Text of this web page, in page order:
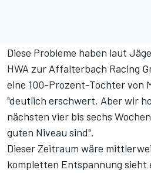
Diese Probleme haben laut
HWA zur Affalterbach Racing
eine 100-Prozent-Tochter von
"deutlich erschwert. Aber wir
nächsten vier bis sechs
guten Niveau sind".
Dieser Zeitraum wäre
kompletten Entspannung sieht